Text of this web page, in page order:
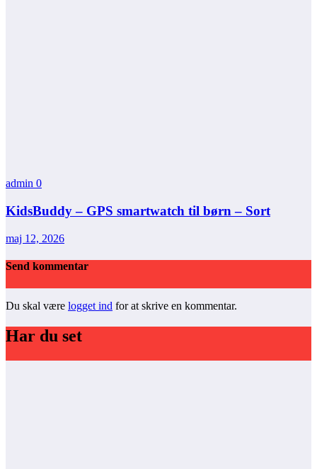
admin 0
KidsBuddy – GPS smartwatch til børn – Sort
maj 12, 2026
Send kommentar
Du skal være logget ind for at skrive en kommentar.
Har du set